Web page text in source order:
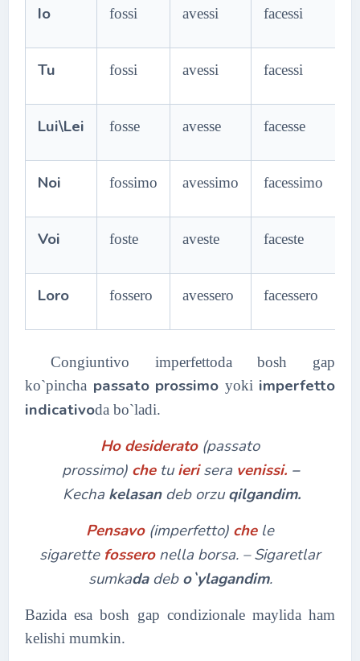
Io fossi avessi facessi
Tu fossi avessi facessi
Lui\Lei fosse avesse facesse
Noi fossimo avessimo facessimo
Voi foste aveste faceste
Loro fossero avessero facessero
Congiuntivo imperfettoda bosh gap
ko`pincha passato prossimo yoki imperfetto
indicativoda bo`ladi.
Ho desiderato (passato
prossimo) che tu ierisera venissi. –
Kecha kelasan deb orzuqilgandim.
Pensavo (imperfetto) chele
sigarette fossero nella borsa. – Sigaretlar
sumkadadebo`ylagandim.
Bazida esa bosh gap condizionale maylida ham
kelishi mumkin.